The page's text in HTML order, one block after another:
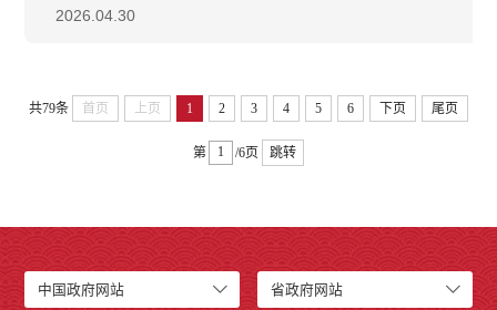
2026.04.30
共79条 首页 上页 1 2 3 4 5 6 下页 尾页
第 /6页 跳转
中国政府网站 省政府网站